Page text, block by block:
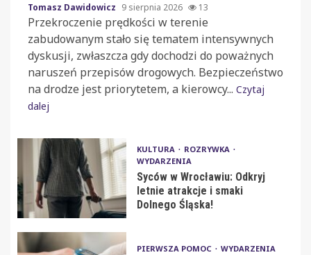
Tomasz Dawidowicz 9 sierpnia 2026 13
Przekroczenie prędkości w terenie
zabudowanym stało się tematem intensywnych
dyskusji, zwłaszcza gdy dochodzi do poważnych
naruszeń przepisów drogowych. Bezpieczeństwo
na drodze jest priorytetem, a kierowcy... Czytaj
dalej
KULTURA
ROZRYWKA
WYDARZENIA
Syców w Wrocławiu: Odkryj
letnie atrakcje i smaki
Dolnego Śląska!
PIERWSZA POMOC WYDARZENIA